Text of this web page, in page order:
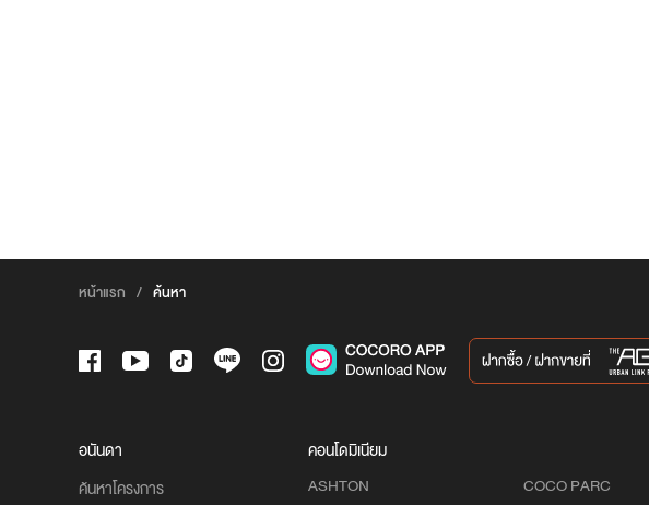
หน้าแรก / ค้นหา
อนันดา
ค้นหาโครงการ
คอนโดมิเนียม
ASHTON
COCO PARC